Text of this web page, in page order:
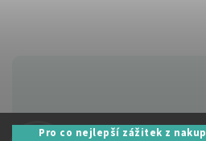
Pro co nejlepší zážitek z
Zákaznická